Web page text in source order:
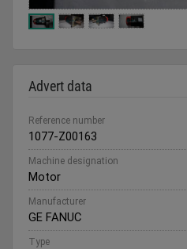
Advert data
Reference number
1077-Z00163
Machine designation
Motor
Manufacturer
GE FANUC
Type